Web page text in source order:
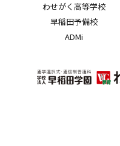
わせがく高等学校
早稲田予備校
ADMi